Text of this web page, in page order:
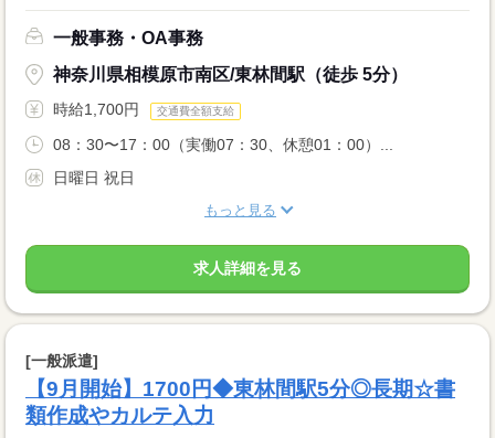
一般事務・OA事務
神奈川県相模原市南区/東林間駅（徒歩 5分）
時給1,700円 交通費全額支給
08：30〜17：00（実働07：30、休憩01：00）...
日曜日 祝日
もっと見る
求人詳細を見る
[一般派遣]
【9月開始】1700円◆東林間駅5分◎長期☆書
類作成やカルテ入力